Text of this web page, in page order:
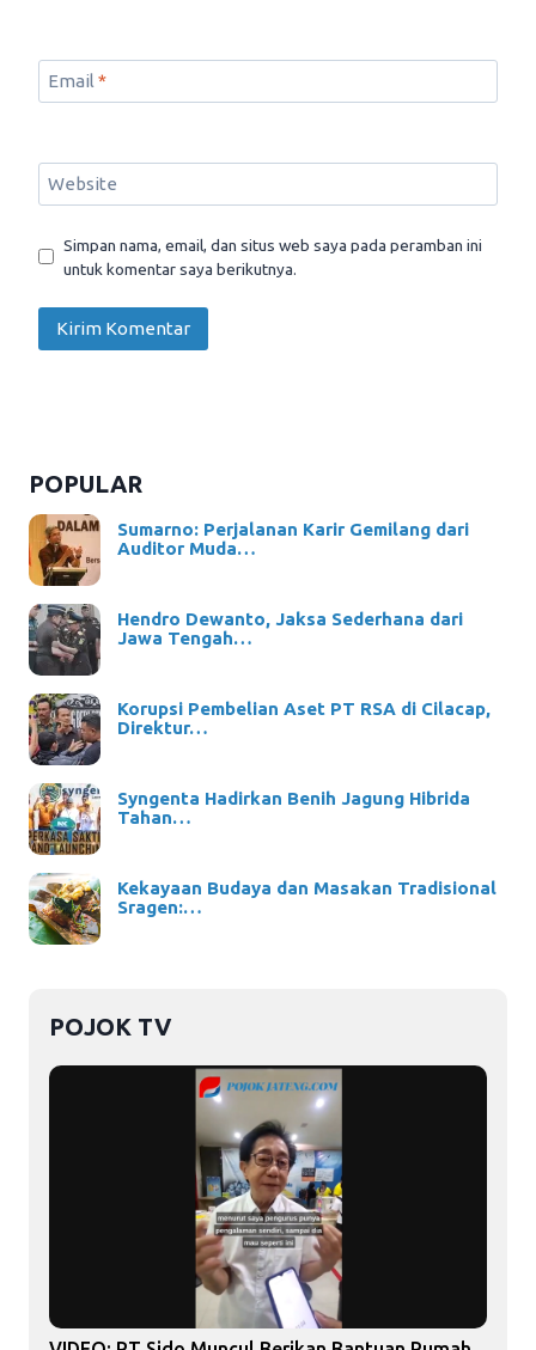
Email *
Website
Simpan nama, email, dan situs web saya pada peramban ini
untuk komentar saya berikutnya.
POPULAR
Sumarno: Perjalanan Karir Gemilang dari
Auditor Muda…
Hendro Dewanto, Jaksa Sederhana dari
Jawa Tengah…
Korupsi Pembelian Aset PT RSA di Cilacap,
Direktur…
Syngenta Hadirkan Benih Jagung Hibrida
Tahan…
Kekayaan Budaya dan Masakan Tradisional
Sragen:…
POJOK TV